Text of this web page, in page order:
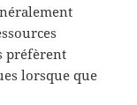
préfèrent
lorsque que